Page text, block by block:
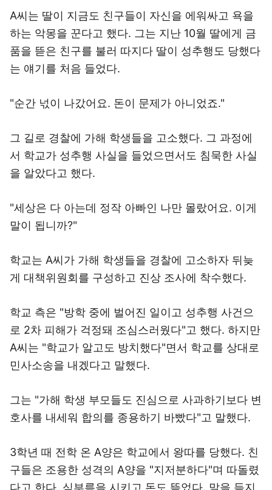
A씨는 딸이 지금도 친구들이 자신을 에워싸고 욕을
하는 악몽을 꾼다고 했다. 그는 지난 10월 딸에게 금
품을 뜯은 친구를 불러 따지다 딸이 성추행도 당했다
는 얘기를 처음 들었다.
"순간 넋이 나갔어요. 돈이 문제가 아니었죠."
그 길로 경찰에 가해 학생들을 고소했다. 그 과정에
서 학교가 성추행 사실을 들었으면서도 침묵한 사실
을 알았다고 했다.
"세상은 다 아는데 정작 아빠인 나만 몰랐어요. 이게
말이 됩니까?"
학교는 A씨가 가해 학생들을 경찰에 고소하자 뒤늦
게 대책위원회를 구성하고 진상 조사에 착수했다.
학교 측은 "방학 중에 벌어진 일이고 성추행 사건으
로 2차 피해가 걱정돼 조심스러웠다"고 했다. 하지만
A씨는 "학교가 알고도 방치했다"면서 학교를 상대로
민사소송을 내겠다고 말했다.
그는 "가해 학생 부모들도 진심으로 사과하기보다 변
호사를 내세워 합의를 종용하기 바빴다"고 말했다.
3학년 때 전학 온 A양은 학교에서 왕따를 당했다. 친
구들은 조용한 성격의 A양을 "지저분하다"며 따돌렸
다고 한다. 심부름을 시키고 돈도 뜯었다. 말을 듣지